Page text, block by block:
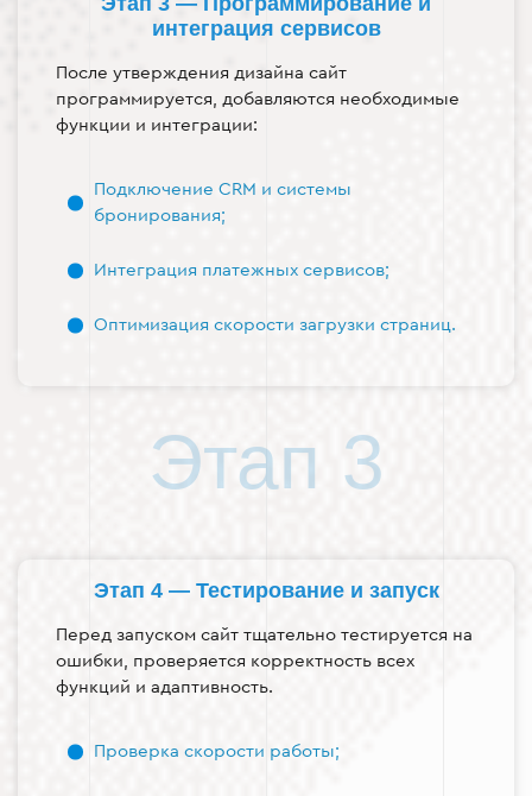
интеграция сервисов
После утверждения дизайна сайт
программируется, добавляются необходимые
функции и интеграции:
Подключение CRM и системы
бронирования;
Интеграция платежных сервисов;
Оптимизация скорости загрузки страниц.
Этап 3
Этап 4 — Тестирование и запуск
Перед запуском сайт тщательно тестируется на
ошибки, проверяется корректность всех
функций и адаптивность.
Проверка скорости работы;